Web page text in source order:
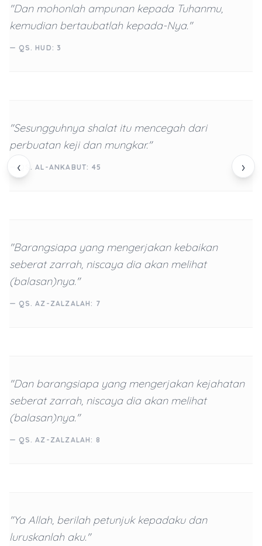
‹ ›
"Dan mohonlah ampunan kepada Tuhanmu,
kemudian bertaubatlah kepada-Nya."
— QS. HUD: 3
"Sesungguhnya shalat itu mencegah dari
perbuatan keji dan mungkar."
— QS. AL-ANKABUT: 45
"Barangsiapa yang mengerjakan kebaikan
seberat zarrah, niscaya dia akan melihat
(balasan)nya."
— QS. AZ-ZALZALAH: 7
"Dan barangsiapa yang mengerjakan kejahatan
seberat zarrah, niscaya dia akan melihat
(balasan)nya."
— QS. AZ-ZALZALAH: 8
"Ya Allah, berilah petunjuk kepadaku dan
luruskanlah aku."